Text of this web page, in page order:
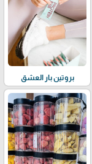
بروتين بار العشق